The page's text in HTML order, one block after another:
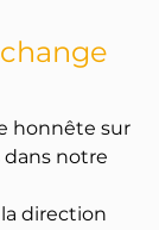
honnête sur
dans notre
direction